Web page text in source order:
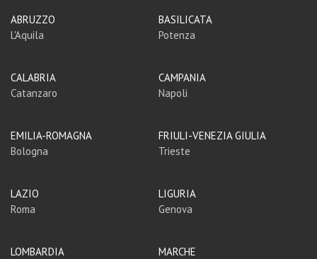
ABRUZZO
L'Aquila
BASILICATA
Potenza
CALABRIA
Catanzaro
CAMPANIA
Napoli
EMILIA-ROMAGNA
Bologna
FRIULI-VENEZIA GIULIA
Trieste
LAZIO
Roma
LIGURIA
Genova
LOMBARDIA
MARCHE